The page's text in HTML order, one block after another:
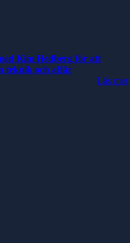
Kim Hedberg för att
teknik och affär
Läs mer